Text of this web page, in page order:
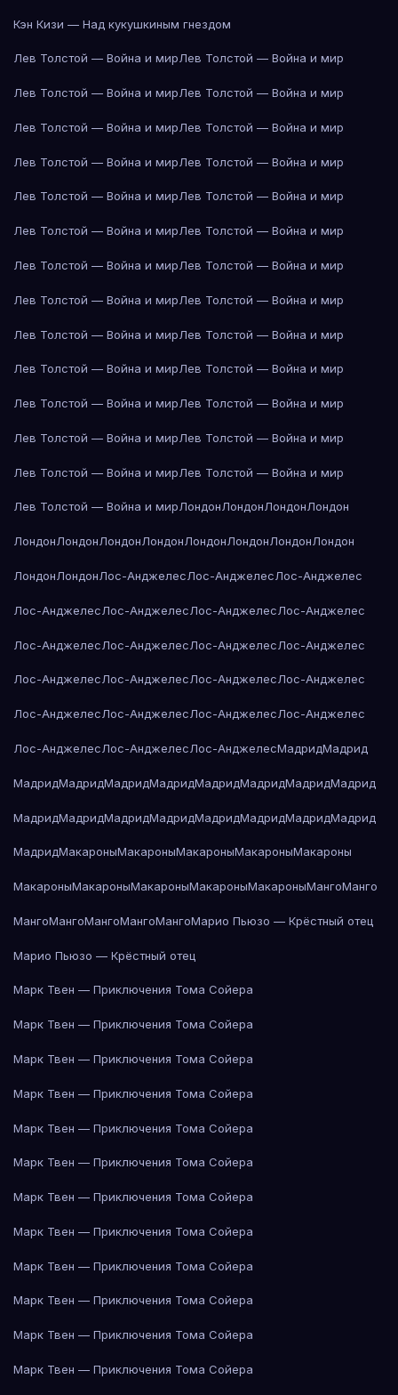
Кэн Кизи — Над кукушкиным гнездом
Лев Толстой — Война и мирЛев Толстой — Война и мир
Лев Толстой — Война и мирЛев Толстой — Война и мир
Лев Толстой — Война и мирЛев Толстой — Война и мир
Лев Толстой — Война и мирЛев Толстой — Война и мир
Лев Толстой — Война и мирЛев Толстой — Война и мир
Лев Толстой — Война и мирЛев Толстой — Война и мир
Лев Толстой — Война и мирЛев Толстой — Война и мир
Лев Толстой — Война и мирЛев Толстой — Война и мир
Лев Толстой — Война и мирЛев Толстой — Война и мир
Лев Толстой — Война и мирЛев Толстой — Война и мир
Лев Толстой — Война и мирЛев Толстой — Война и мир
Лев Толстой — Война и мирЛев Толстой — Война и мир
Лев Толстой — Война и мирЛев Толстой — Война и мир
Лев Толстой — Война и мирЛондонЛондонЛондонЛондон
ЛондонЛондонЛондонЛондонЛондонЛондонЛондонЛондон
ЛондонЛондонЛос-АнджелесЛос-АнджелесЛос-Анджелес
Лос-АнджелесЛос-АнджелесЛос-АнджелесЛос-Анджелес
Лос-АнджелесЛос-АнджелесЛос-АнджелесЛос-Анджелес
Лос-АнджелесЛос-АнджелесЛос-АнджелесЛос-Анджелес
Лос-АнджелесЛос-АнджелесЛос-АнджелесЛос-Анджелес
Лос-АнджелесЛос-АнджелесЛос-АнджелесМадридМадрид
МадридМадридМадридМадридМадридМадридМадридМадрид
МадридМадридМадридМадридМадридМадридМадридМадрид
МадридМакароныМакароныМакароныМакароныМакароны
МакароныМакароныМакароныМакароныМакароныМангоМанго
МангоМангоМангоМангоМангоМарио Пьюзо — Крёстный отец
Марио Пьюзо — Крёстный отец
Марк Твен — Приключения Тома Сойера
Марк Твен — Приключения Тома Сойера
Марк Твен — Приключения Тома Сойера
Марк Твен — Приключения Тома Сойера
Марк Твен — Приключения Тома Сойера
Марк Твен — Приключения Тома Сойера
Марк Твен — Приключения Тома Сойера
Марк Твен — Приключения Тома Сойера
Марк Твен — Приключения Тома Сойера
Марк Твен — Приключения Тома Сойера
Марк Твен — Приключения Тома Сойера
Марк Твен — Приключения Тома Сойера